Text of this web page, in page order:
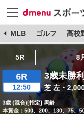
MLB ゴルフ 高校
5R 8
6R
12:50
3歳未勝利
芝 左・
3歳 (混合)[指定] 馬齢
本賞金：500、200、130、75、